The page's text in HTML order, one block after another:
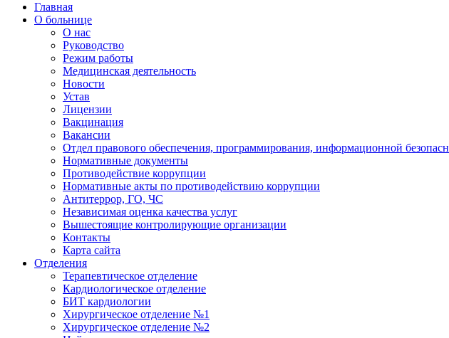
Главная
О больнице
О нас
Руководство
Режим работы
Медицинская деятельность
Новости
Устав
Лицензии
Вакцинация
Вакансии
Отдел правового обеспечения, программирования, информационной
Нормативные документы
Противодействие коррупции
Нормативные акты по противодействию коррупции
Антитеррор, ГО, ЧС
Независимая оценка качества услуг
Вышестоящие контролирующие организации
Контакты
Карта сайта
Отделения
Терапевтическое отделение
Кардиологическое отделение
БИТ кардиологии
Хирургическое отделение №1
Хирургическое отделение №2